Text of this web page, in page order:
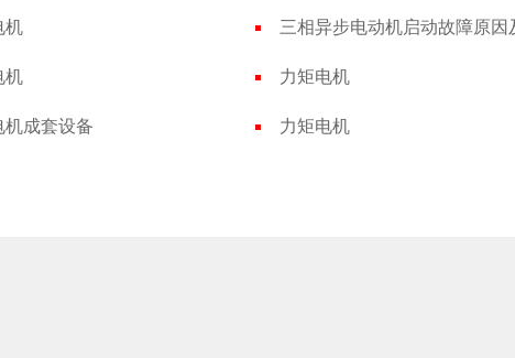
机
机 力矩电机
机成套设备 力矩电机